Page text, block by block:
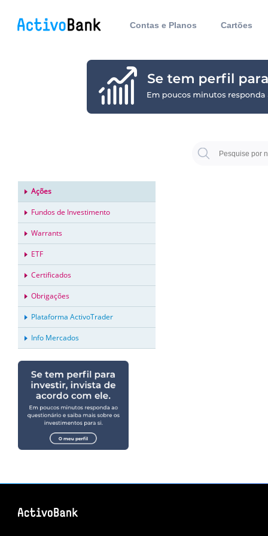
Contas e Planos Cartões
Ações
Fundos de Investimento
Warrants
ETF
Certificados
Obrigações
Plataforma ActivoTrader
Info Mercados